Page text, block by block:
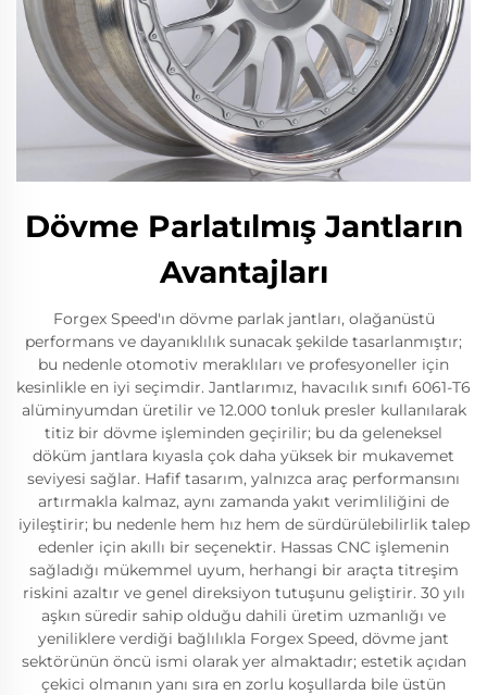
Dövme Parlatılmış Jantların
Avantajları
Forgex Speed'ın dövme parlak jantları, olağanüstü
performans ve dayanıklılık sunacak şekilde tasarlanmıştır;
bu nedenle otomotiv meraklıları ve profesyoneller için
kesinlikle en iyi seçimdir. Jantlarımız, havacılık sınıfı 6061-T6
alüminyumdan üretilir ve 12.000 tonluk presler kullanılarak
titiz bir dövme işleminden geçirilir; bu da geleneksel
döküm jantlara kıyasla çok daha yüksek bir mukavemet
seviyesi sağlar. Hafif tasarım, yalnızca araç performansını
artırmakla kalmaz, aynı zamanda yakıt verimliliğini de
iyileştirir; bu nedenle hem hız hem de sürdürülebilirlik talep
edenler için akıllı bir seçenektir. Hassas CNC işlemenin
sağladığı mükemmel uyum, herhangi bir araçta titreşim
riskini azaltır ve genel direksiyon tutuşunu geliştirir. 30 yılı
aşkın süredir sahip olduğu dahili üretim uzmanlığı ve
yeniliklere verdiği bağlılıkla Forgex Speed, dövme jant
sektörünün öncü ismi olarak yer almaktadır; estetik açıdan
çekici olmanın yanı sıra en zorlu koşullarda bile üstün